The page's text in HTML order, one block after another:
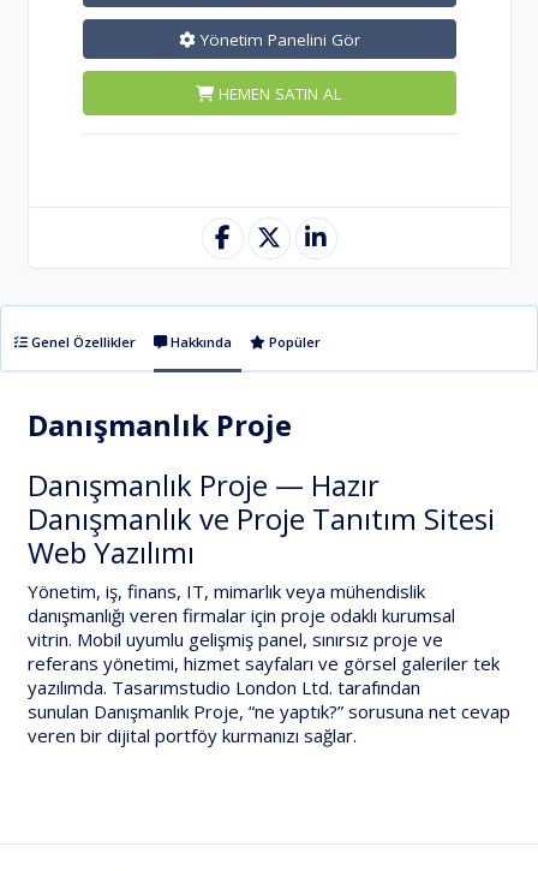
Yönetim Panelini Gör
HEMEN SATIN AL
Genel Özellikler Hakkında Popüler
Danışmanlık Proje
Danışmanlık Proje — Hazır
Danışmanlık ve Proje Tanıtım Sitesi
Web Yazılımı
Yönetim, iş, finans, IT, mimarlık veya mühendislik
danışmanlığı veren firmalar için proje odaklı kurumsal
vitrin. Mobil uyumlu gelişmiş panel, sınırsız proje ve
referans yönetimi, hizmet sayfaları ve görsel galerilertek
yazılımda. Tasarımstudio London Ltd. tarafından
sunulan Danışmanlık Proje, “ne yaptık?” sorusuna net cevap
veren bir dijital portföy kurmanızı sağlar.